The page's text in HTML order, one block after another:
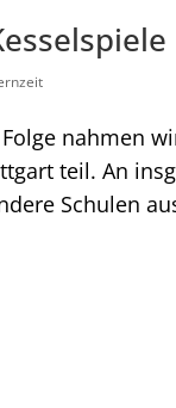
nahmen
teil. An
Schulen